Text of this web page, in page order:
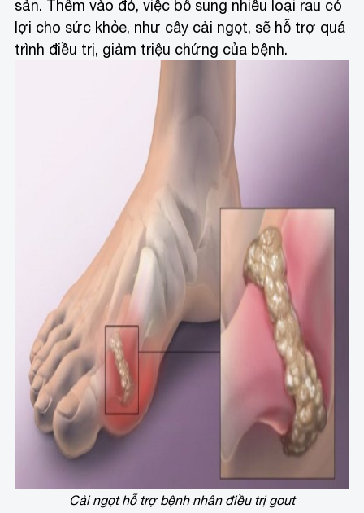
sản. Thêm vào đó, việc bổ sung nhiều loại rau có
lợi cho sức khỏe, như cây cải ngọt, sẽ hỗ trợ quá
trình điều trị, giảm triệu chứng của bệnh.
Cải ngọt hỗ trợ bệnh nhân điều trị gout